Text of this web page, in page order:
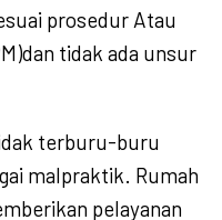
prosedur Atau
tidak ada unsur
terburu-buru
malpraktik. Rumah
pelayanan